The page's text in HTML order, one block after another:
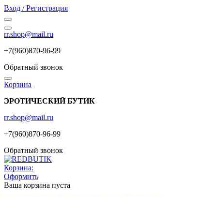
Вход / Регистрация
rr.shop@mail.ru
+7(960)870-96-99
Обратный звонок
Корзина
ЭРОТИЧЕСКИЙ БУТИК
rr.shop@mail.ru
+7(960)870-96-99
Обратный звонок
Корзина:
Оформить
Ваша корзина пуста